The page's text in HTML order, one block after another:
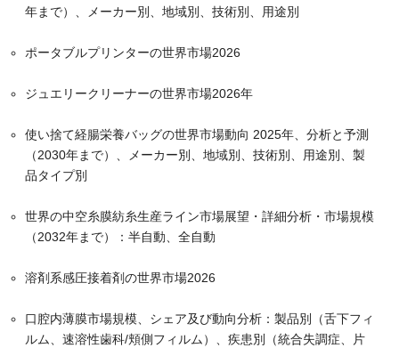
年まで）、メーカー別、地域別、技術別、用途別
ポータブルプリンターの世界市場2026
ジュエリークリーナーの世界市場2026年
使い捨て経腸栄養バッグの世界市場動向 2025年、分析と予測
（2030年まで）、メーカー別、地域別、技術別、用途別、製
品タイプ別
世界の中空糸膜紡糸生産ライン市場展望・詳細分析・市場規模
（2032年まで）：半自動、全自動
溶剤系感圧接着剤の世界市場2026
口腔内薄膜市場規模、シェア及び動向分析：製品別（舌下フィ
ルム、速溶性歯科/頬側フィルム）、疾患別（統合失調症、片